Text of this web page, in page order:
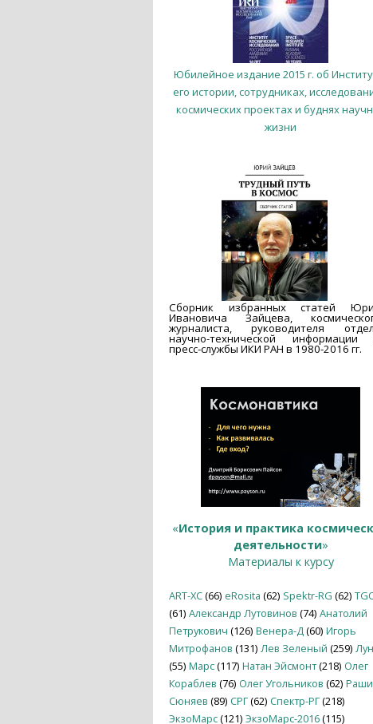
Юбилейное издание 2015 г. об
его истории, сотрудниках,
космических проектах и буднях
жизни
Сборник избранных статей
Ивановича Зайцева,
журналиста, руководителя
научно-технической информации
пресс-службы ИКИ РАН в 1980-2016 гг.
«История и практика
деятельности»
Материалы к курсу
ART-XC(66) eRosita (62) Spektr-RG (62)
(61) Александр Лутовинов (74) Анатолий
Петрукович (126) Венера-Д(60) Игорь
Митрофанов (131) Лев Зеленый (259)
(55) Марс(117) Натан Эйсмонт(218) Олег
Кораблев (76) Олег Угольников (62)
Сюняев (89) СРГ(62) Спектр-РГ(218)
ЭкзоМарс(121) ЭкзоМарс-2016(115)